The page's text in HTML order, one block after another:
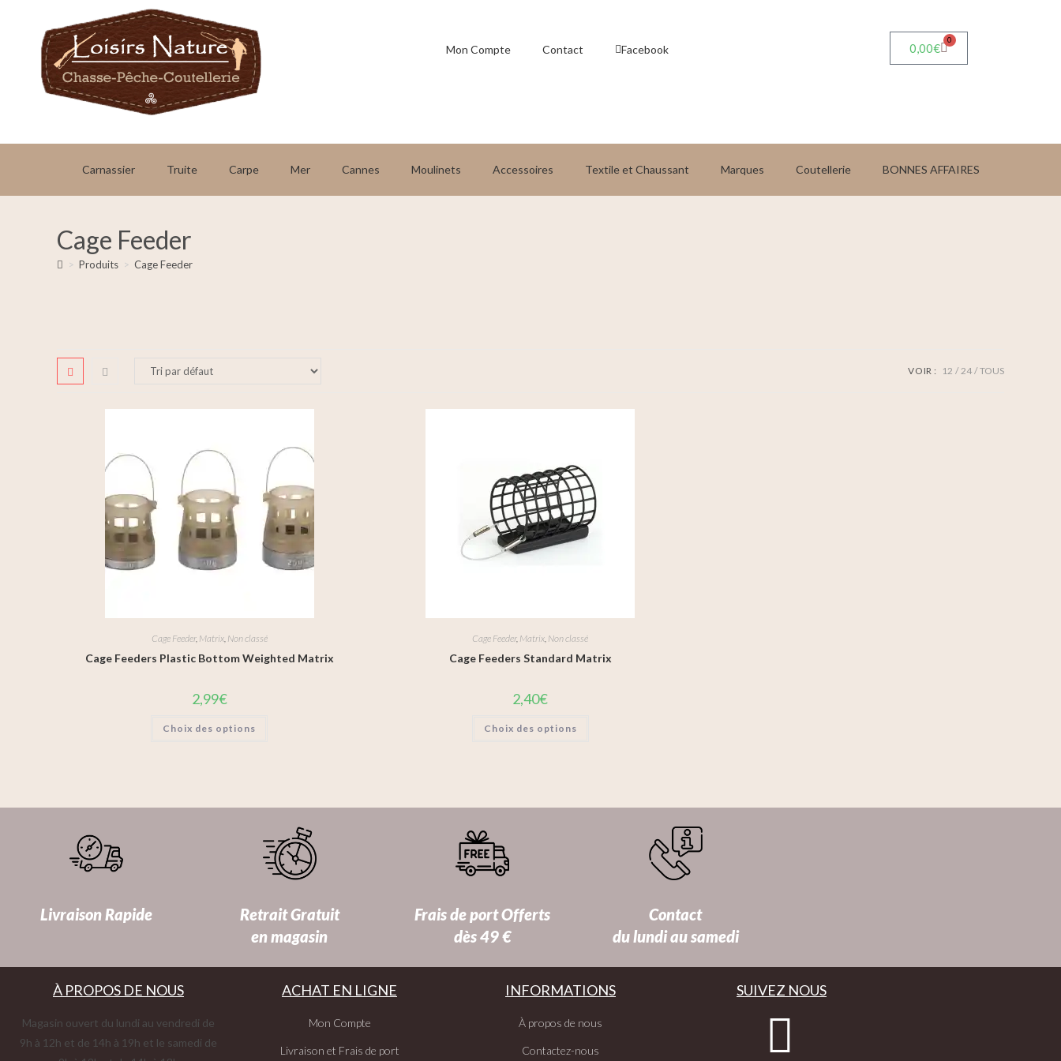
Mon Compte Contact Facebook 0,00€
0
Carnassier Truite Carpe Mer Cannes Moulinets Accessoires Textile et Chaussant Marques Coutellerie BONNES AFFAIRES
Cage Feeder
> Produits > Cage Feeder
VOIR : 12 24 TOUS
Cage Feeder, Matrix, Non classé
Cage Feeders Plastic Bottom Weighted Matrix
2,99€
Choix des options
Cage Feeder, Matrix, Non classé
Cage Feeders Standard Matrix
2,40€
Choix des options
Livraison Rapide
Retrait Gratuit
en magasin
Frais de port Offerts
dès 49 €
Contact
du lundi au samedi
À PROPOS DE NOUS
Magasin ouvert du lundi au vendredi de
9h à 12h et de 14h à 19h et le samedi de
ACHAT EN LIGNE
Mon Compte
Livraison et Frais de port
INFORMATIONS
À propos de nous
Contactez-nous
SUIVEZ NOUS